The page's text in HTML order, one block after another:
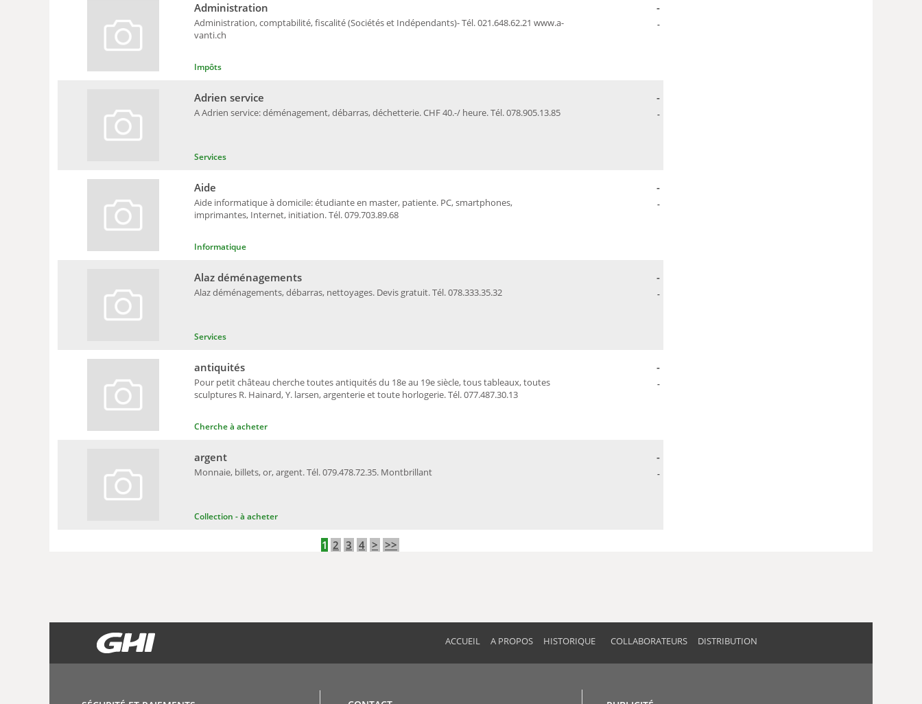
-
-
Impôts
Administration, comptabilité, fiscalité (Sociétés et Indépendants)- Tél. 021.648.62.21 www.a-
vanti.ch
Administration
-
-
Services
A Adrien service: déménagement, débarras, déchetterie. CHF 40.-/ heure. Tél. 078.905.13.85
Adrien service
-
-
Informatique
Aide informatique à domicile: étudiante en master, patiente. PC, smartphones,
imprimantes, Internet, initiation. Tél. 079.703.89.68
Aide
-
-
Services
Alaz déménagements, débarras, nettoyages. Devis gratuit. Tél. 078.333.35.32
Alaz déménagements
-
-
Cherche à acheter
Pour petit château cherche toutes antiquités du 18e au 19e siècle, tous tableaux, toutes
sculptures R. Hainard, Y. larsen, argenterie et toute horlogerie. Tél. 077.487.30.13
antiquités
-
-
Collection - à acheter
Monnaie, billets, or, argent. Tél. 079.478.72.35. Montbrillant
argent
1 2 3 4 > >>
ACCUEIL A PROPOS HISTORIQUE COLLABORATEURS DISTRIBUTION